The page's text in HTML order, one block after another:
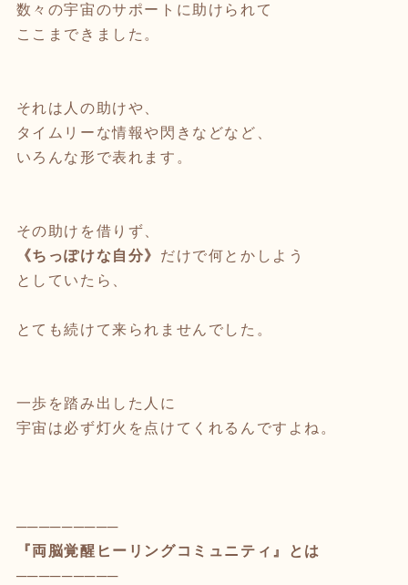
数々の宇宙のサポートに助けられて
ここまできました。
それは人の助けや、
タイムリーな情報や閃きなどなど、
いろんな形で表れます。
その助けを借りず、
《ちっぽけな自分》 だけで何とかしよう
としていたら、
とても続けて来られませんでした。
一歩を踏み出した人に
宇宙は必ず灯火を点けてくれるんですよね。
─────────
『両脳覚醒ヒーリングコミュニティ』とは
─────────